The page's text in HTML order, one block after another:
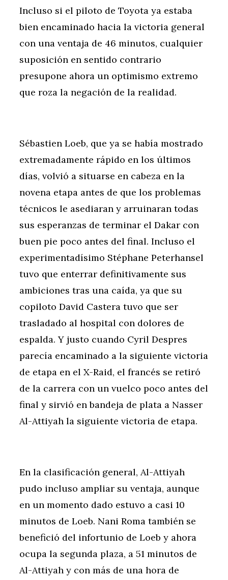
Incluso si el piloto de Toyota ya estaba
bien encaminado hacia la victoria general
con una ventaja de 46 minutos, cualquier
suposición en sentido contrario
presupone ahora un optimismo extremo
que roza la negación de la realidad.
Sébastien Loeb, que ya se había mostrado
extremadamente rápido en los últimos
días, volvió a situarse en cabeza en la
novena etapa antes de que los problemas
técnicos le asediaran y arruinaran todas
sus esperanzas de terminar el Dakar con
buen pie poco antes del final. Incluso el
experimentadísimo Stéphane Peterhansel
tuvo que enterrar definitivamente sus
ambiciones tras una caída, ya que su
copiloto David Castera tuvo que ser
trasladado al hospital con dolores de
espalda. Y justo cuando Cyril Despres
parecía encaminado a la siguiente victoria
de etapa en el X-Raid, el francés se retiró
de la carrera con un vuelco poco antes del
final y sirvió en bandeja de plata a Nasser
Al-Attiyah la siguiente victoria de etapa.
En la clasificación general, Al-Attiyah
pudo incluso ampliar su ventaja, aunque
en un momento dado estuvo a casi 10
minutos de Loeb. Nani Roma también se
benefició del infortunio de Loeb y ahora
ocupa la segunda plaza, a 51 minutos de
Al-Attiyah y con más de una hora de